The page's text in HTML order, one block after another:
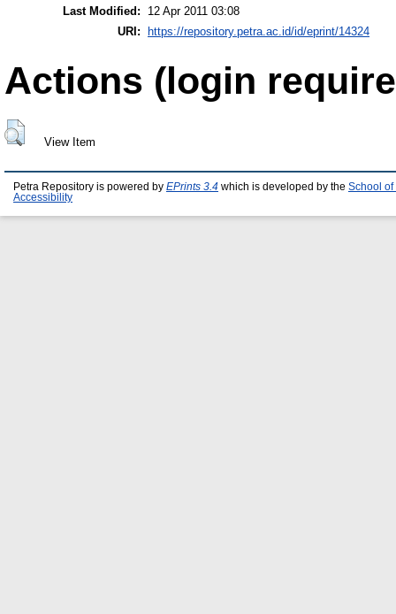
Last Modified:
12 Apr 2011 03:08
URI: https://repository.petra.ac.id/id/eprint/14324
Actions (login
View Item
Petra Repository is powered by EPrints 3.4 which is developed by the School of
Accessibility